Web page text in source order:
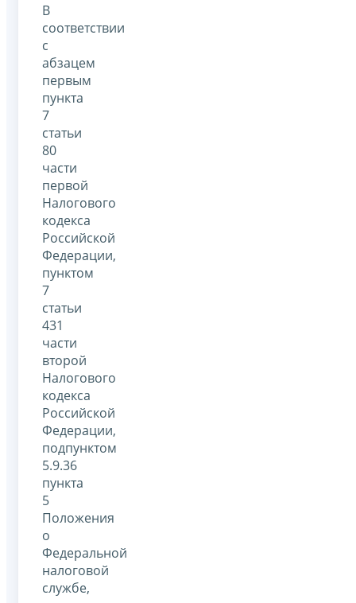
В
соответствии
с
абзацем
первым
пункта
7
статьи
80
части
первой
Налогового
кодекса
Российской
Федерации,
пунктом
7
статьи
431
части
второй
Налогового
кодекса
Российской
Федерации,
подпунктом
5.9.36
пункта
5
Положения
о
Федеральной
налоговой
службе,